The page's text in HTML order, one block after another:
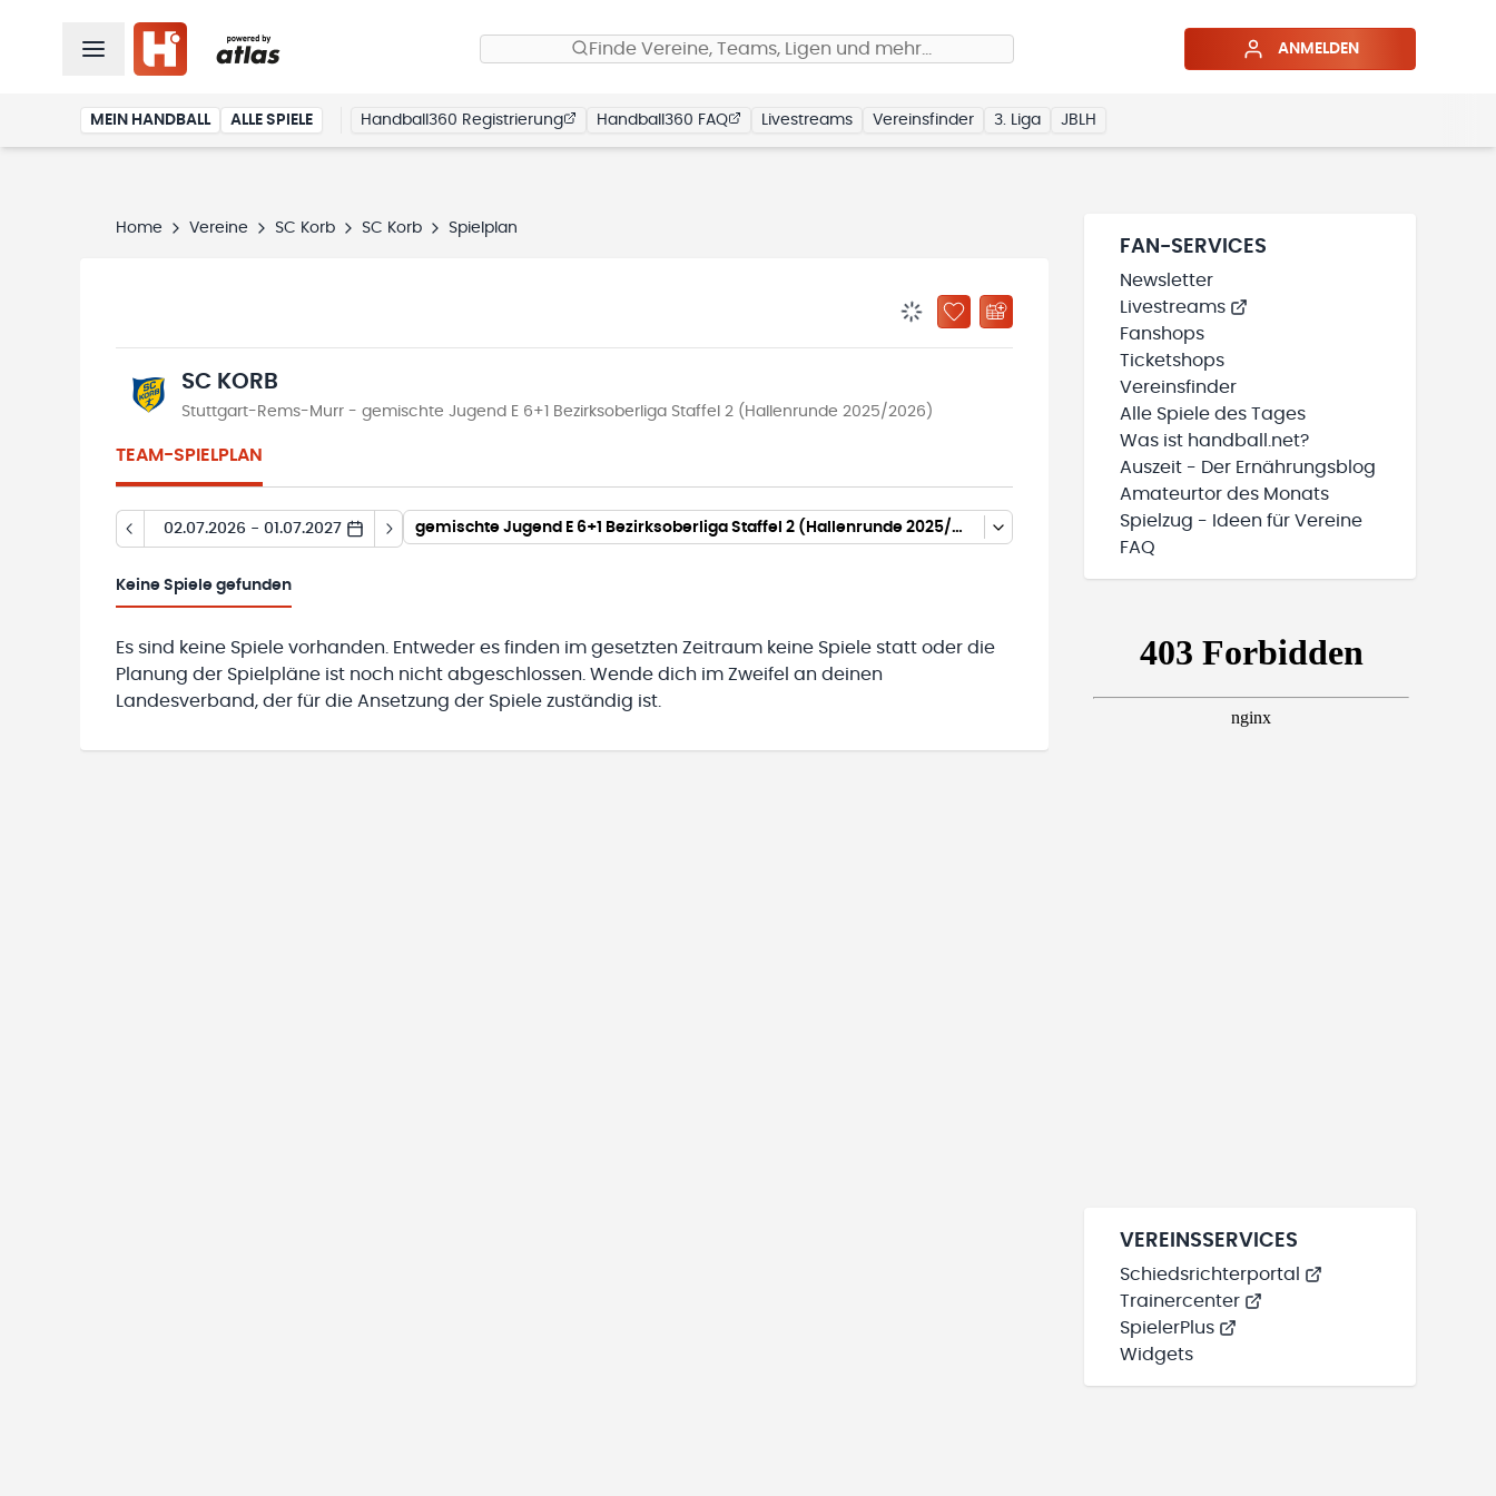
Finde Vereine, Teams, Ligen und mehr… ANMELDEN
MEIN HANDBALL ALLE SPIELE Handball360 Registrierung Handball360 FAQ Livestreams Vereinsfinder 3. Liga JBLH
Home Vereine SC Korb SC Korb Spielplan
BENACHRICHTIGUNGSSTATUS WIRD GELADEN
ZU „MEINE TEAMS“ HINZUFÜGEN
SC KORB
Stuttgart-Rems-Murr - gemischte Jugend E 6+1 Bezirksoberliga Staffel 2 (Hallenrunde 2025/2026)
TEAM-SPIELPLAN
02.07.2026 - 01.07.2027 gemischte Jugend E 6+1 Bezirksoberliga Staffel 2 (Hallenrunde 2025/2026)
Keine Spiele gefunden
Es sind keine Spiele vorhanden. Entweder es finden im gesetzten Zeitraum keine Spiele statt oder die
Planung der Spielpläne ist noch nicht abgeschlossen. Wende dich im Zweifel an deinen
Landesverband, der für die Ansetzung der Spiele zuständig ist.
FAN-SERVICES
Newsletter
Livestreams
Fanshops
Ticketshops
Vereinsfinder
Alle Spiele des Tages
Was ist handball.net?
Auszeit - Der Ernährungsblog
Amateurtor des Monats
Spielzug - Ideen für Vereine
FAQ
VEREINSSERVICES
Schiedsrichterportal
Trainercenter
SpielerPlus
Widgets